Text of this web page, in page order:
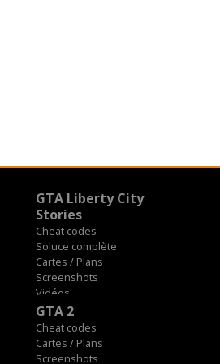
GTA Liberty City
Stories
Cheat codes
Soluce complète
Cartes / Plans
Screenshots
Vidéos
GTA 2
Cheat codes
Cartes / Plans
Screenshots